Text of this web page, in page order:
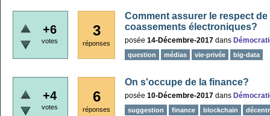
+6
votes
3
réponses
Comment assurer le respect
coassements électroniques?
posée 14-Décembre-2017 dans
question médias vie-privée big-data
+4
votes
6
réponses
On s'occupe de la finance?
posée 10-Décembre-2017 dans
suggestion finance blockchain